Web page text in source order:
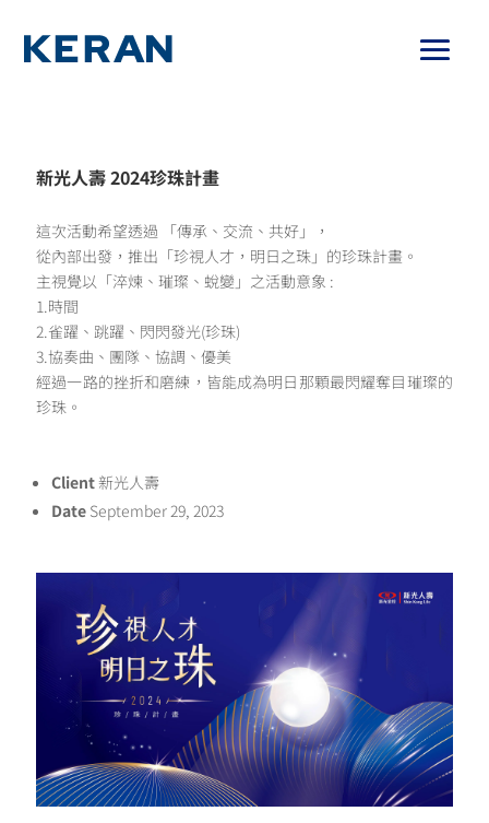
新光人壽 2024珍珠計畫
這次活動希望透過 「傳承、交流、共好」，
從內部出發，推出「珍視人才，明日之珠」的珍珠計畫。
主視覺以「淬煉、璀璨、蛻變」之活動意象 :
1.時間
2.雀躍、跳躍、閃閃發光(珍珠)
3.協奏曲、團隊、協調、優美
經過一路的挫折和磨練，皆能成為明日那顆最閃耀奪目璀璨的
珍珠。
Client新光人壽
Date September 29, 2023